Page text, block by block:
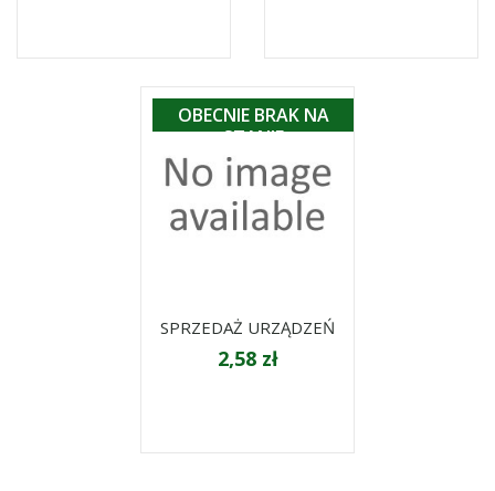
SPRZEDAŻ URZĄDZEŃ
2,58 zł
OBECNIE BRAK NA
STANIE